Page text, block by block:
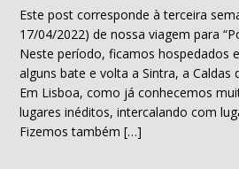
Este post corresponde à terceira
17/04/2022) de nossa viagem para
Neste período, ficamos hospedados
alguns bate e volta a Sintra, a Caldas
Em Lisboa, como já conhecemos
lugares inéditos, intercalando com
Fizemos também […]